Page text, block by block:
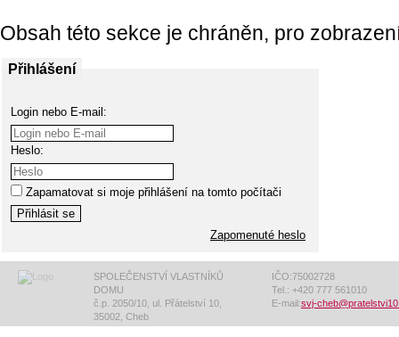
Obsah této sekce je chráněn, pro
Přihlášení
Login nebo E-mail:
Heslo:
Zapamatovat si moje přihlášení na tomto počítači
Zapomenuté heslo
SPOLEČENSTVÍ VLASTNÍKŮ
DOMU
č.p. 2050/10, ul. Přátelství 10,
35002, Cheb
IČO:75002728
Tel.: +420 777 561010
E-mail:svj-